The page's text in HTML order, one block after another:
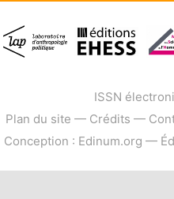
ISSN
Plan du site — Crédits —
Conception : Edinum.org —